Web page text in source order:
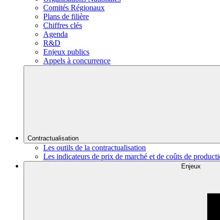
Comités Régionaux
Plans de filière
Chiffres clés
Agenda
R&D
Enjeux publics
Appels à concurrence
Contractualisation
Les outils de la contractualisation
Les indicateurs de prix de marché et de coûts de
Enjeux